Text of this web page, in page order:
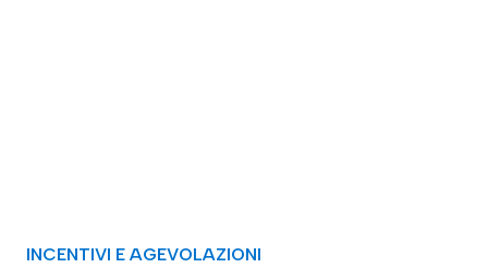
INCENTIVI E AGEVOLAZIONI